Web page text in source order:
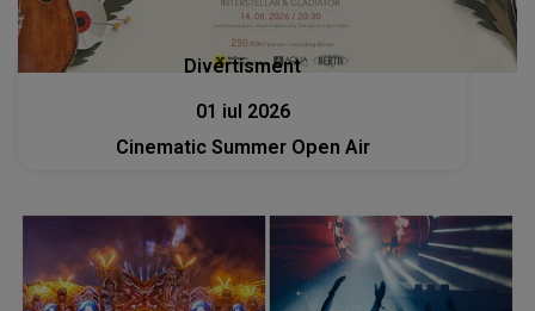
Divertisment
01 iul 2026
Cinematic Summer Open Air